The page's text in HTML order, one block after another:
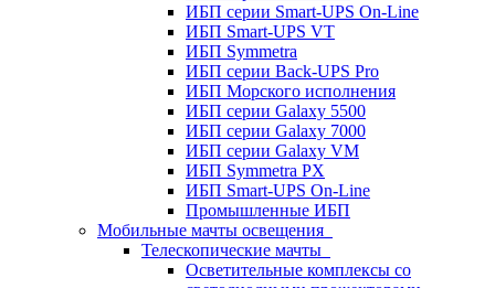
ИБП серии Smart-UPS On-Line
ИБП Smart-UPS VT
ИБП Symmetra
ИБП серии Back-UPS Pro
ИБП Морского исполнения
ИБП серии Galaxy 5500
ИБП серии Galaxy 7000
ИБП серии Galaxy VM
ИБП Symmetra PX
ИБП Smart-UPS On-Line
Промышленные ИБП
Мобильные мачты освещения
Телескопические мачты
Осветительные комплексы со